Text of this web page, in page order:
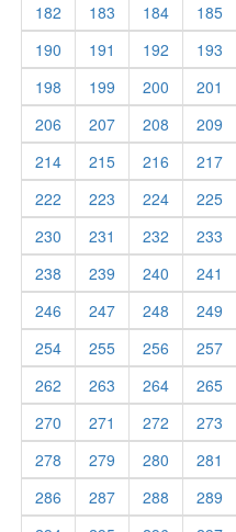
182
183 184 185
190
191 192 193
198
199 200 201
206
207 208 209
214
215 216 217
222
223 224 225
230
231 232 233
238
239 240 241
246
247 248 249
254
255 256 257
262
263 264 265
270
271 272 273
278
279 280 281
286
287 288 289